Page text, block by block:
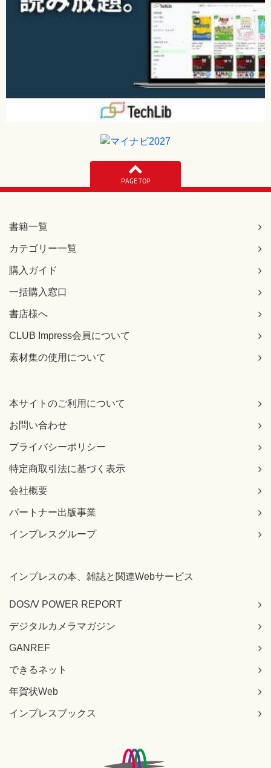
PAGE TOP
書籍一覧
カテゴリー一覧
購入ガイド
一括購入窓口
書店様へ
CLUB Impress会員について
素材集の使用について
本サイトのご利用について
お問い合わせ
プライバシーポリシー
特定商取引法に基づく表示
会社概要
パートナー出版事業
インプレスグループ
インプレスの本、雑誌と関連Webサービス
DOS/V POWER REPORT
デジタルカメラマガジン
GANREF
できるネット
年賀状Web
インプレスブックス